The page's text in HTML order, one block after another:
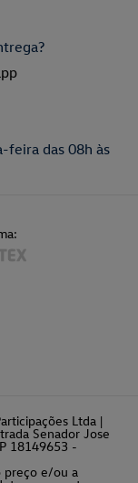
feira das 08h às
Ltda |
Senador Jose
18149653 -
preço e/ou a